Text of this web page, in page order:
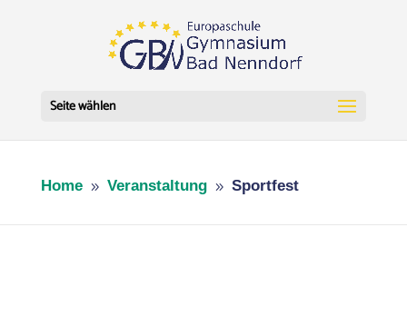
Seite wählen
Home 9 Veranstaltung 9 Sportfest